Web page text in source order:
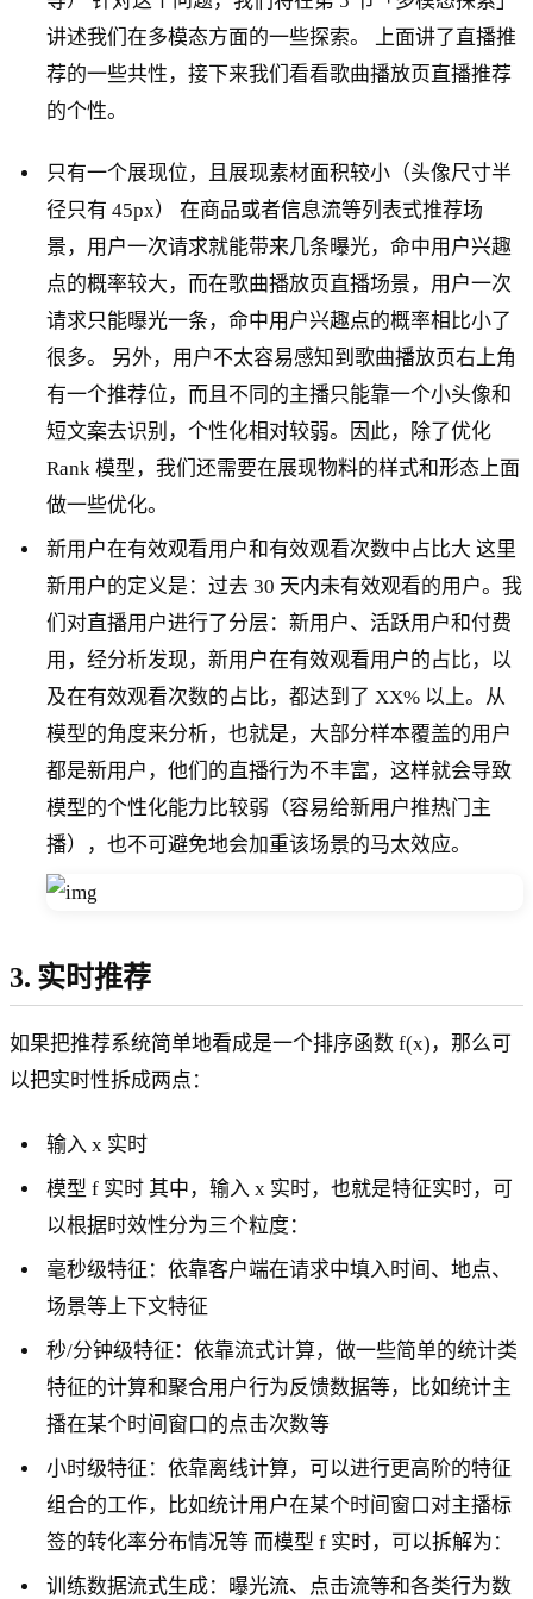
讲述我们在多模态方面的一些探索。 上面讲了直播推
荐的一些共性，接下来我们看看歌曲播放页直播推荐
的个性。
只有一个展现位，且展现素材面积较小（头像尺寸半
径只有 45px） 在商品或者信息流等列表式推荐场
景，用户一次请求就能带来几条曝光，命中用户兴趣
点的概率较大，而在歌曲播放页直播场景，用户一次
请求只能曝光一条，命中用户兴趣点的概率相比小了
很多。 另外，用户不太容易感知到歌曲播放页右上角
有一个推荐位，而且不同的主播只能靠一个小头像和
短文案去识别，个性化相对较弱。因此，除了优化
Rank 模型，我们还需要在展现物料的样式和形态上面
做一些优化。
新用户在有效观看用户和有效观看次数中占比大 这里
新用户的定义是：过去 30 天内未有效观看的用户。我
们对直播用户进行了分层：新用户、活跃用户和付费
用，经分析发现，新用户在有效观看用户的占比，以
及在有效观看次数的占比，都达到了 XX% 以上。从
模型的角度来分析，也就是，大部分样本覆盖的用户
都是新用户，他们的直播行为不丰富，这样就会导致
模型的个性化能力比较弱（容易给新用户推热门主
播），也不可避免地会加重该场景的马太效应。
3. 实时推荐
如果把推荐系统简单地看成是一个排序函数 f(x)，那么可
以把实时性拆成两点：
输入 x 实时
模型 f 实时 其中，输入 x 实时，也就是特征实时，可
以根据时效性分为三个粒度：
毫秒级特征：依靠客户端在请求中填入时间、地点、
场景等上下文特征
秒/分钟级特征：依靠流式计算，做一些简单的统计类
特征的计算和聚合用户行为反馈数据等，比如统计主
播在某个时间窗口的点击次数等
小时级特征：依靠离线计算，可以进行更高阶的特征
组合的工作，比如统计用户在某个时间窗口对主播标
签的转化率分布情况等 而模型 f 实时，可以拆解为：
训练数据流式生成：曝光流、点击流等和各类行为数